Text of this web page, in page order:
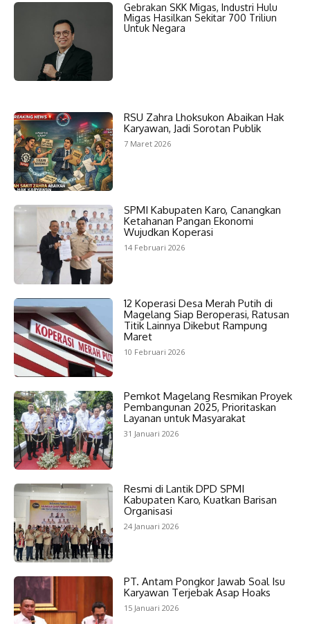
Gebrakan SKK Migas, Industri Hulu
Migas Hasilkan Sekitar 700 Triliun
Untuk Negara
RSU Zahra Lhoksukon Abaikan Hak
Karyawan, Jadi Sorotan Publik
7 Maret 2026
SPMI Kabupaten Karo, Canangkan
Ketahanan Pangan Ekonomi
Wujudkan Koperasi
14 Februari 2026
12 Koperasi Desa Merah Putih di
Magelang Siap Beroperasi, Ratusan
Titik Lainnya Dikebut Rampung
Maret
10 Februari 2026
Pemkot Magelang Resmikan Proyek
Pembangunan 2025, Prioritaskan
Layanan untuk Masyarakat
31 Januari 2026
Resmi di Lantik DPD SPMI
Kabupaten Karo, Kuatkan Barisan
Organisasi
24 Januari 2026
PT. Antam Pongkor Jawab Soal Isu
Karyawan Terjebak Asap Hoaks
15 Januari 2026